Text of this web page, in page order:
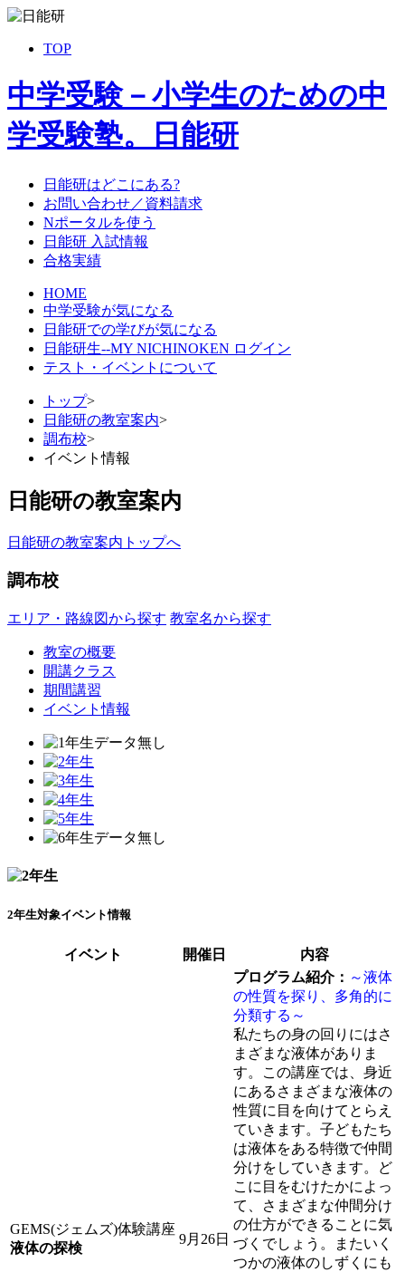
TOP
中学受験－小学生のための中
学受験塾。日能研
日能研はどこにある?
お問い合わせ／資料請求
Nポータルを使う
日能研 入試情報
合格実績
HOME
中学受験が気になる
日能研での学びが気になる
日能研生--MY NICHINOKEN ログイン
テスト・イベントについて
トップ>
日能研の教室案内>
調布校>
イベント情報
日能研の教室案内
日能研の教室案内トップへ
調布校
エリア・路線図から探す 教室名から探す
教室の概要
開講クラス
期間講習
イベント情報
2年生対象イベント情報
イベント 開催日 内容
GEMS(ジェムズ)体験講座
液体の探検
9月26日
プログラム紹介： ～液体
の性質を探り、多角的に
分類する～
私たちの身の回りにはさ
まざまな液体がありま
す。この講座では、身近
にあるさまざまな液体の
性質に目を向けてとらえ
ていきます。子どもたち
は液体をある特徴で仲間
分けをしていきます。ど
こに目をむけたかによっ
て、さまざまな仲間分け
の仕方ができることに気
づくでしょう。またいく
つかの液体のしずくにも